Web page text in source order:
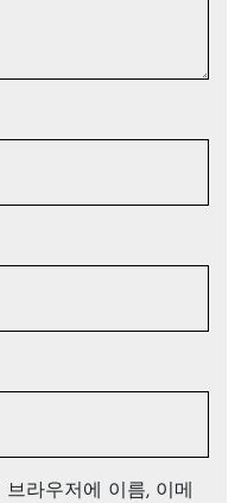
라우저에 이름, 이메